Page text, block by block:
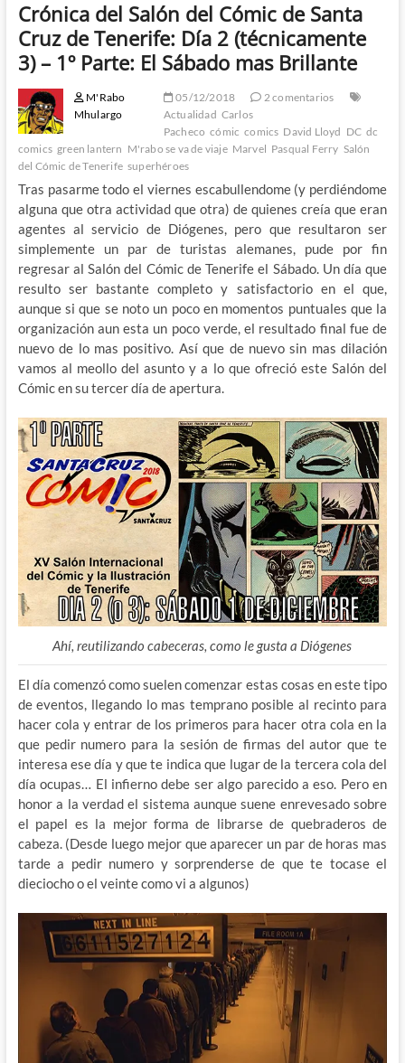
Crónica del Salón del Cómic de Santa
Cruz de Tenerife: Día 2 (técnicamente
3) – 1º Parte: El Sábado mas Brillante
M'Rabo
Mhulargo
05/12/2018
2 comentarios
Actualidad Carlos
Pacheco cómic comics David Lloyd DC dc
comics green lantern M'rabo se va de viaje Marvel Pasqual Ferry Salón
del Cómic de Tenerife superhéroes
Tras pasarme todo el viernes escabullendome (y perdiéndome
alguna que otra actividad que otra) de quienes creía que eran
agentes al servicio de Diógenes, pero que resultaron ser
simplemente un par de turistas alemanes, pude por fin
regresar al Salón del Cómic de Tenerife el Sábado. Un día que
resulto ser bastante completo y satisfactorio en el que,
aunque si que se noto un poco en momentos puntuales que la
organización aun esta un poco verde, el resultado final fue de
nuevo de lo mas positivo. Así que de nuevo sin mas dilación
vamos al meollo del asunto y a lo que ofreció este Salón del
Cómic en su tercer día de apertura.
Ahí, reutilizando cabeceras, como le gusta a Diógenes
El día comenzó como suelen comenzar estas cosas en este tipo
de eventos, llegando lo mas temprano posible al recinto para
hacer cola y entrar de los primeros para hacer otra cola en la
que pedir numero para la sesión de firmas del autor que te
interesa ese día y que te indica que lugar de la tercera cola del
día ocupas… El infierno debe ser algo parecido a eso. Pero en
honor a la verdad el sistema aunque suene enrevesado sobre
el papel es la mejor forma de librarse de quebraderos de
cabeza. (Desde luego mejor que aparecer un par de horas mas
tarde a pedir numero y sorprenderse de que te tocase el
dieciocho o el veinte como vi a algunos)